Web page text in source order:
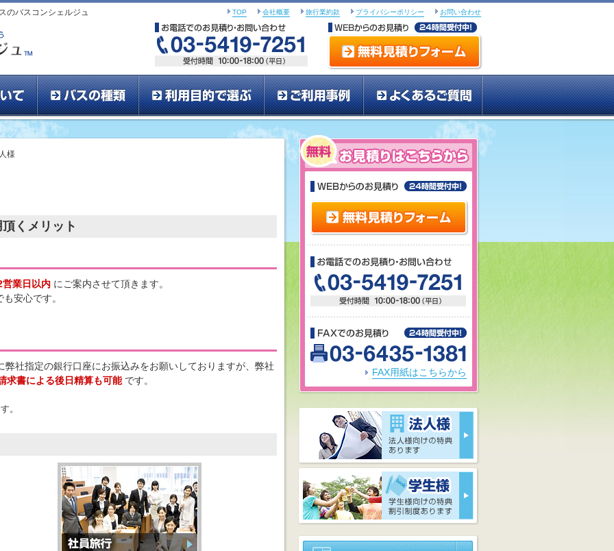
のバスコンシェルジュ TOP 会社概要 旅行業約款 プライバシーポリシー お問い合わせ
まかせて安心！！貸切バスの手配ならバスコンシェルジュお電話でのお見積り・お問い合わせ
03-5419-7251
料金について バスの種類 利用目的で選ぶ ご利用事例 よくあるご質問
様
くメリット
営業日以内 にご案内させて頂きます。
安心です。
社指定の銀行口座にお振込みをお願いしておりますが、弊社
求書による後日精算も可能です。
。
社員研修・視察 社員旅行
お電話でのお見積り・お問い
03-5419-7251 受付時間
FAXでのお見積り
03-6435-1381
FAX用紙はこちらから